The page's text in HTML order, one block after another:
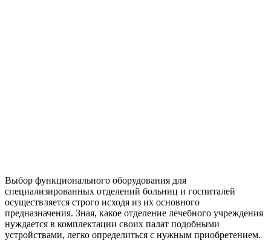
Выбор функционального оборудования для
специализированных отделений больниц и госпиталей
осуществляется строго исходя из их основного
предназначения. Зная, какое отделение лечебного учреждения
нуждается в комплектации своих палат подобными
устройствами, легко определиться с нужным приобретением.